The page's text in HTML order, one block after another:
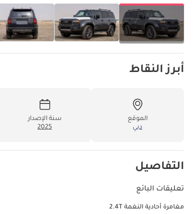
أبرز النقاط
الموقع
دبي
سنة الإصدار
2025
التفاصيل
تعليقات البائع
مغامرة أحادية النغمة 2.4T